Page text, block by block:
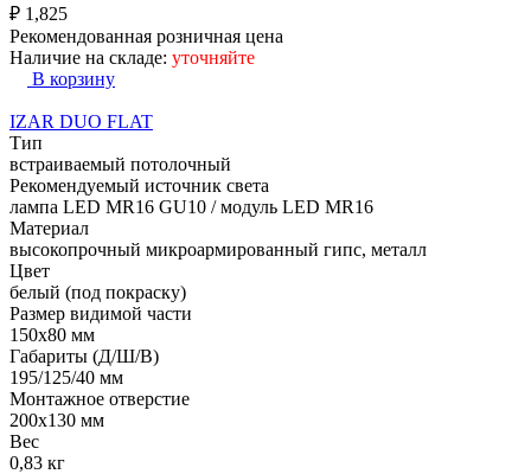
₽ 1,825
Рекомендованная розничная цена
Наличие на складе: уточняйте
В корзину
IZAR DUO FLAT
Тип
встраиваемый потолочный
Рекомендуемый источник света
лампа LED MR16 GU10 / модуль LED MR16
Материал
высокопрочный микроармированный гипс, металл
Цвет
белый (под покраску)
Размер видимой части
150х80 мм
Габариты (Д/Ш/В)
195/125/40 мм
Монтажное отверстие
200x130 мм
Вес
0,83 кг